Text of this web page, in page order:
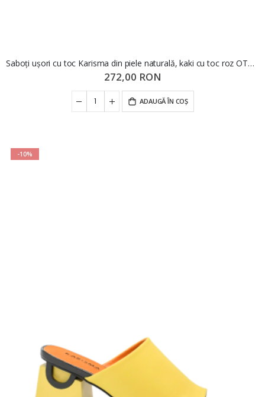
Saboți ușori cu toc Karisma din piele naturală, kaki cu toc roz OTR60019
272,00 RON
ADAUGĂ ÎN COȘ
-10%